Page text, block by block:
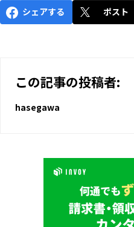
シェアする ポスト
この記事の投稿者:
hasegawa